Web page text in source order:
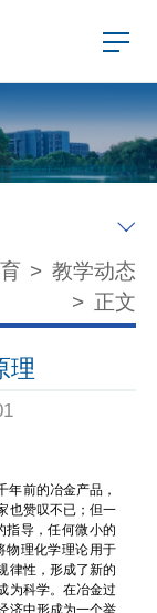
> 教学动态
> 正文
理
年前的冶金产品，
也赞叹不已；但一
指导，任何微小的
物理化学理论用于
律性，形成了新的
为科学。在冶金过
济中形成为一个举